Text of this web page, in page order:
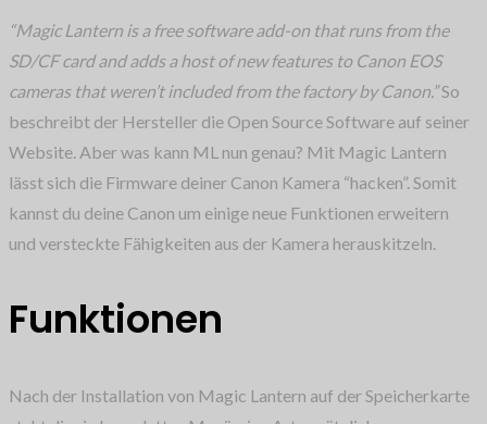
“Magic Lantern is a free software add-on that runs from the
SD/CF card and adds a host of new features to Canon EOS
cameras that weren’t included from the factory by Canon.”So
beschreibt der Hersteller die Open Source Software auf seiner
Website. Aber was kann ML nun genau? Mit Magic Lantern
lässt sich die Firmware deiner Canon Kamera “hacken”. Somit
kannst du deine Canon um einige neue Funktionen erweitern
und versteckte Fähigkeiten aus der Kamera herauskitzeln.
Funktionen
Nach der Installation von Magic Lantern auf der Speicherkarte